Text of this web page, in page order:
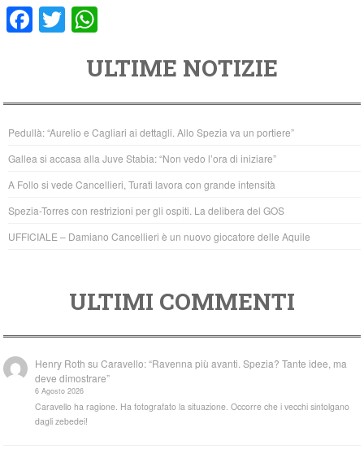
F
a
e
b
o
o
k
T
wi
er
at
s
A
p
p
ULTIME NOTIZIE
Pedullà: “Aurelio e Cagliari ai dettagli. Allo Spezia va un portiere”
Gallea si accasa alla Juve Stabia: “Non vedo l’ora di iniziare”
A Follo si vede Cancellieri, Turati lavora con grande intensità
Spezia-Torres con restrizioni per gli ospiti. La delibera del GOS
UFFICIALE – Damiano Cancellieri è un nuovo giocatore delle Aquile
ULTIMI COMMENTI
Henry Roth suCaravello: “Ravenna più avanti. Spezia? Tante idee, ma
deve dimostrare”
6 Agosto 2026
Caravello ha ragione. Ha fotografato la situazione. Occorre che i vecchi sintolgano
dagli zebedei!